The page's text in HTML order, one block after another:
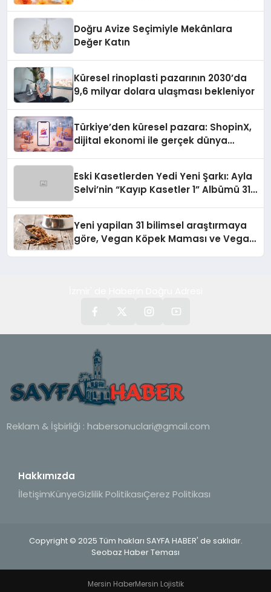
Doğru Avize Seçimiyle Mekânlara
Değer Katın
Küresel rinoplasti pazarının 2030’da
9,6 milyar dolara ulaşması bekleniyor
Türkiye’den küresel pazara: ShopinX,
dijital ekonomi ile gerçek dünya
Eski Kasetlerden Yedi Yeni Şarkı: Ayla
Selvi’nin “Kayıp Kasetler 1” Albümü 31
Yeni yapilan 31 bilimsel araştırmaya
göre, Vegan Köpek Maması ve Vegan
Reklam & İşbirliği : habersonuclari@gmail.com
Hakkımızda
İletişimKünyeGizlilik PolitikasıÇerez Politikası
Copyright © 2025 Tüm hakları SAYFA HABER' de saklıdır.
Seobaz Haber Teması
Mersin HaberMersin Lojistik